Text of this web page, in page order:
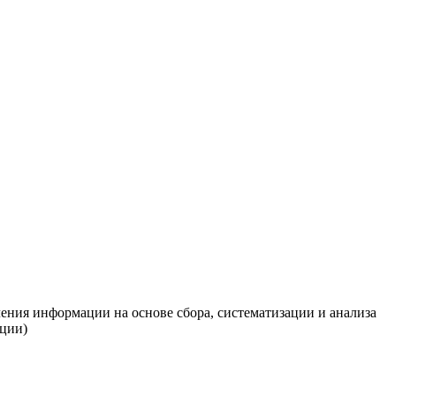
информации на основе сбора, систематизации и анализа